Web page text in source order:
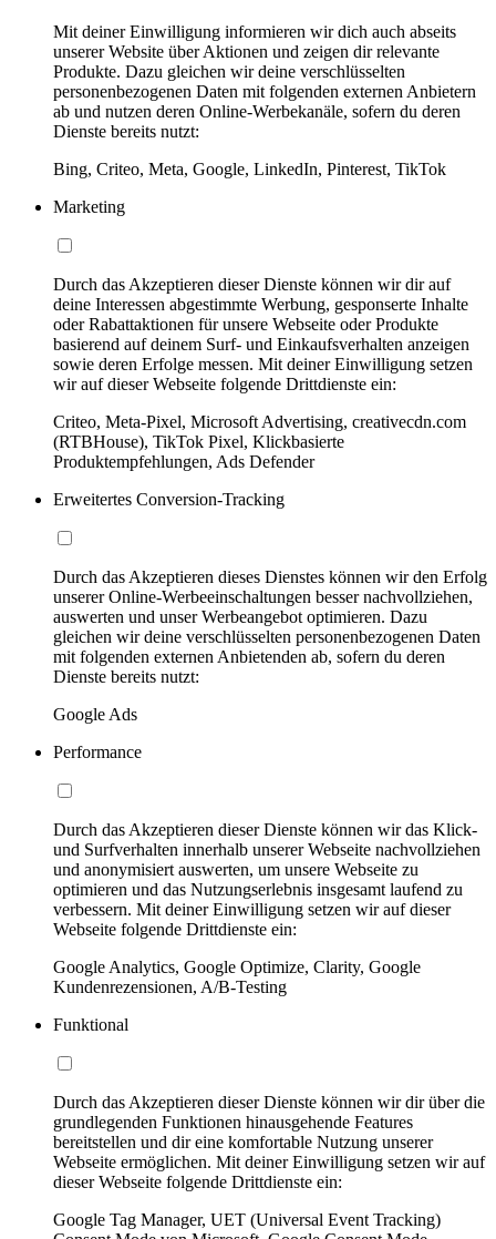
Mit deiner Einwilligung informieren wir dich auch abseits
unserer Website über Aktionen und zeigen dir relevante
Produkte. Dazu gleichen wir deine verschlüsselten
personenbezogenen Daten mit folgenden externen Anbietern
ab und nutzen deren Online-Werbekanäle, sofern du deren
Dienste bereits nutzt:
Bing, Criteo, Meta, Google, LinkedIn, Pinterest, TikTok
Marketing
Durch das Akzeptieren dieser Dienste können wir dir auf
deine Interessen abgestimmte Werbung, gesponserte Inhalte
oder Rabattaktionen für unsere Webseite oder Produkte
basierend auf deinem Surf- und Einkaufsverhalten anzeigen
sowie deren Erfolge messen. Mit deiner Einwilligung setzen
wir auf dieser Webseite folgende Drittdienste ein:
Criteo, Meta-Pixel, Microsoft Advertising, creativecdn.com
(RTBHouse), TikTok Pixel, Klickbasierte
Produktempfehlungen, Ads Defender
Erweitertes Conversion-Tracking
Durch das Akzeptieren dieses Dienstes können wir den Erfolg
unserer Online-Werbeeinschaltungen besser nachvollziehen,
auswerten und unser Werbeangebot optimieren. Dazu
gleichen wir deine verschlüsselten personenbezogenen Daten
mit folgenden externen Anbietenden ab, sofern du deren
Dienste bereits nutzt:
Google Ads
Performance
Durch das Akzeptieren dieser Dienste können wir das Klick-
und Surfverhalten innerhalb unserer Webseite nachvollziehen
und anonymisiert auswerten, um unsere Webseite zu
optimieren und das Nutzungserlebnis insgesamt laufend zu
verbessern. Mit deiner Einwilligung setzen wir auf dieser
Webseite folgende Drittdienste ein:
Google Analytics, Google Optimize, Clarity, Google
Kundenrezensionen, A/B-Testing
Funktional
Durch das Akzeptieren dieser Dienste können wir dir über die
grundlegenden Funktionen hinausgehende Features
bereitstellen und dir eine komfortable Nutzung unserer
Webseite ermöglichen. Mit deiner Einwilligung setzen wir auf
dieser Webseite folgende Drittdienste ein:
Google Tag Manager, UET (Universal Event Tracking)